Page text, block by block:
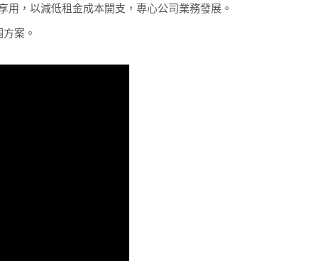
，以減低租金成本開支，專心公司業務發展。
案。